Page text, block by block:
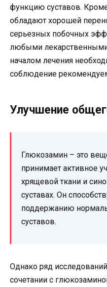
функцию суставов.
обладают хорошей
серьезных побочных
любыми
началом лечения
соблюдение
Улучшение
Глюкозамин – это
принимает активное
хрящевой ткани и
суставах. Он
поддержанию
суставов.
Однако ряд
сочетании с